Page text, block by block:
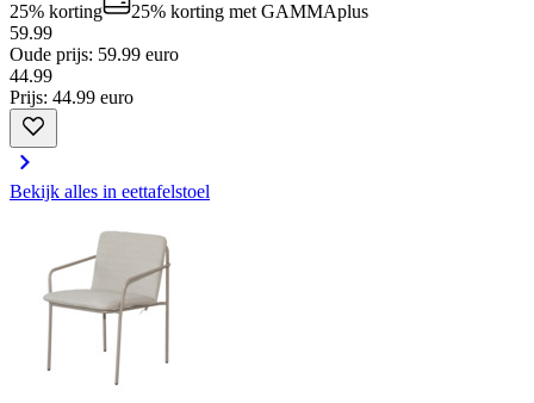
25% korting
25% korting met GAMMAplus
59.99
Oude prijs: 59.99 euro
44.99
Prijs: 44.99 euro
Bekijk alles in eettafelstoel